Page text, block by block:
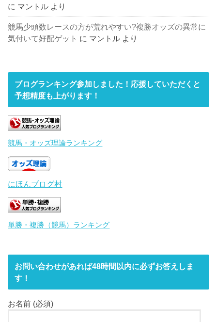
に マントル より
競馬少頭数レースの方が荒れやすい?複勝オッズの異常に
気付いて好配ゲット に マントル より
ブログランキング参加しました！応援していただくと
予想精度も上がります！
競馬・オッズ理論ランキング
にほんブログ村
単勝・複勝（競馬）ランキング
お問い合わせがあれば48時間以内に必ずお答えしま
す！
お名前 (必須)